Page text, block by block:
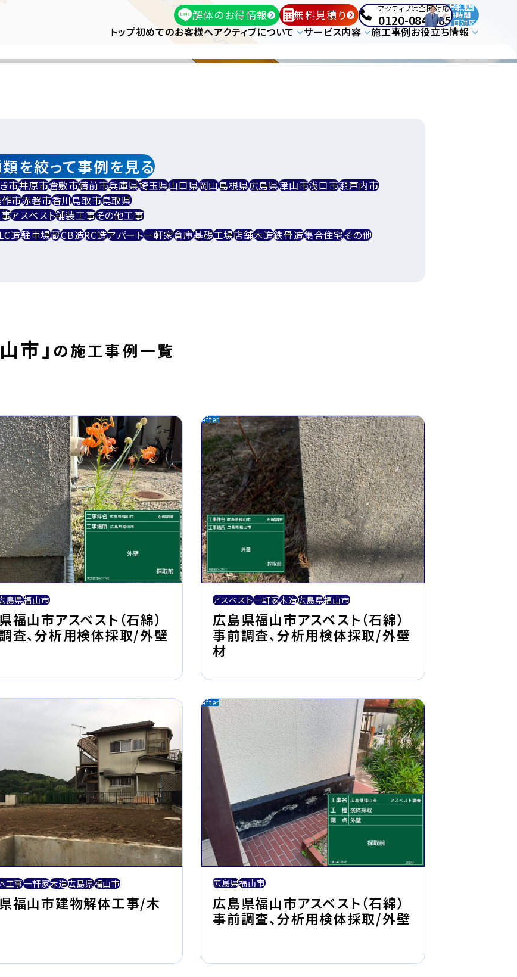
解体のお得情報 無料見積り アクティブは全国対応!
0120-084-085
通話無料
24時間
365日対応!
トップ初めてのお客様へアクティブについて サービス内容 施工事例お役立ち情報
を絞って事例を見る
市井原市倉敷市備前市兵庫県埼玉県山口県岡山島根県広島県津山市浅口市瀬戸内市
市赤磐市香川鳥取市鳥取県
アスベスト舗装工事その他工事
造駐車場蔵CB造RC造アパート一軒家倉庫基礎工場店舗木造鉄骨造集合住宅その他
市」 の施工事例一覧
島県福山市
福山市アスベスト（石綿）
査、分析用検体採取/外壁
アスベスト一軒家木造広島県福山市
広島県福山市アスベスト（石綿）
事前調査、分析用検体採取/外壁
材
工事一軒家木造広島県福山市
福山市建物解体工事/木
広島県福山市
広島県福山市アスベスト（石綿）
事前調査、分析用検体採取/外壁